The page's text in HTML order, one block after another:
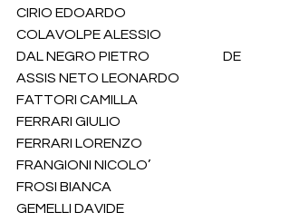
CIRIO EDOARDO
COLAVOLPE ALESSIO
DAL NEGRO PIETRO                           DE
ASSIS NETO LEONARDO
FATTORI CAMILLA
FERRARI GIULIO
FERRARI LORENZO
FRANGIONI NICOLO’
FROSI BIANCA
GEMELLI DAVIDE